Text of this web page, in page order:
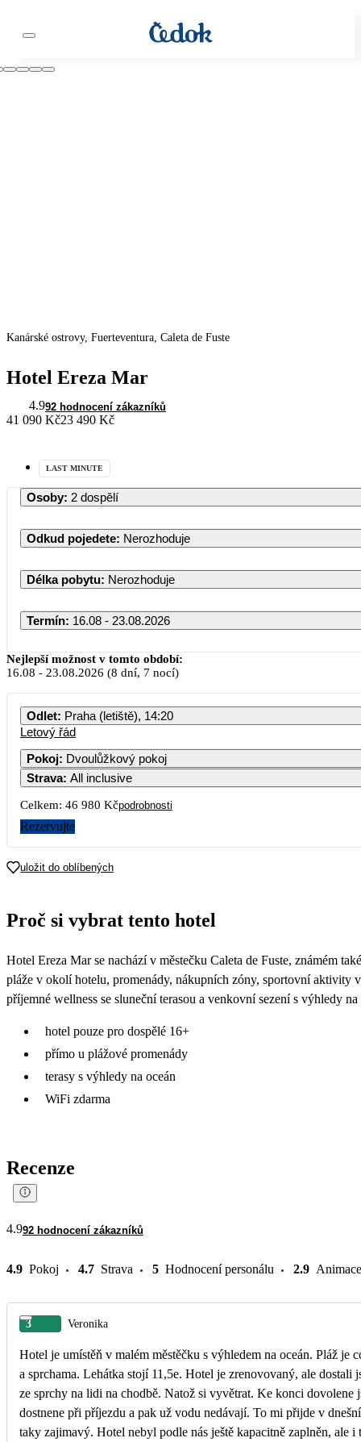
Kanárské ostrovy, Fuerteventura, Caleta de Fuste
Hotel Ereza Mar
4.992 hodnocení zákazníků
41 090 Kč23 490 Kč
LAST MINUTE
Osoby: 2 dospělí
Odkud pojedete: Nerozhoduje
Délka pobytu: Nerozhoduje
Termín: 16.08 - 23.08.2026
Nejlepší možnost v tomto období:
16.08 - 23.08.2026 (8 dní, 7 nocí)
Odlet: Praha (letiště), 14:20
Letový řád
Pokoj: Dvoulůžkový pokoj
Strava: All inclusive
Celkem: 46 980 Kčpodrobnosti
Rezervujte
uložit do oblíbených
Proč si vybrat tento hotel
Hotel Ereza Mar se nachází v městečku Caleta de Fuste, známém
pláže v okolí hotelu, promenády, nákupních zóny, sportovní
příjemné wellness se sluneční terasou a venkovní sezení s výhledy na
hotel pouze pro dospělé 16+
přímo u plážové promenády
terasy s výhledy na oceán
WiFi zdarma
Recenze
4.992 hodnocení zákazníků
4.9 Pokoj 4.7 Strava 5 Hodnocení personálu 2.9 Animace
3 Veronika
Hotel je umístěň v malém městěčku s výhledem na oceán. Pláž
a sprchama. Lehátka stojí 11,5e. Hotel je zrenovovaný, ale
ze sprchy na lidi na chodbě. Natož si vyvětrat. Ke konci
dostnene při příjezdu a pak už vodu nedávají. To mi přijde v
taky zajimavý. Hotel nebyl podle nás ještě kapacitně zaplněn,